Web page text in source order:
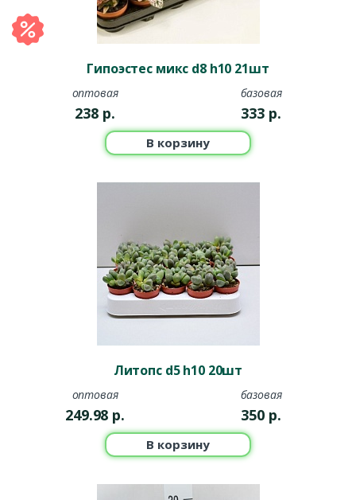
Гипоэстес микс d8 h10 21шт
оптовая
238 р.
базовая
333 р.
В корзину
Литопс d5 h10 20шт
оптовая
249.98 р.
базовая
350 р.
В корзину